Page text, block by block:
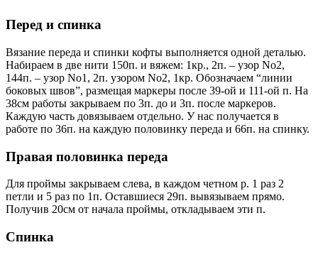
Перед и спинка
Вязание переда и спинки кофты выполняется одной деталью.
Набираем в две нити 150п. и вяжем: 1кр., 2п. – узор No2,
144п. – узор No1, 2п. узором No2, 1кр. Обозначаем “линии
боковых швов”, размещая маркеры после 39-ой и 111-ой п. На
38см работы закрываем по 3п. до и 3п. после маркеров.
Каждую часть довязываем отдельно. У нас получается в
работе по 36п. на каждую половинку переда и 66п. на спинку.
Правая половинка переда
Для проймы закрываем слева, в каждом четном р. 1 раз 2
петли и 5 раз по 1п. Оставшиеся 29п. вывязываем прямо.
Получив 20см от начала проймы, откладываем эти п.
Спинка